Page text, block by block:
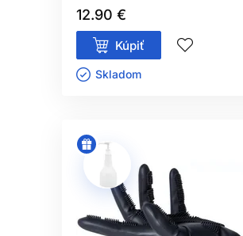
12.90 €
Kúpiť
Skladom ㅤ